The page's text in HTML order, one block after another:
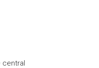
central